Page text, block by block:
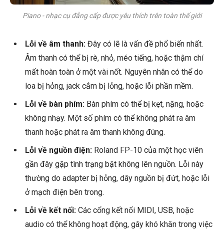
Piano - nhạc cụ đẳng cấp được yêu thích trên toàn thế giới
Lỗi về âm thanh: Đây có lẽ là vấn đề phổ biến nhất.
Âm thanh có thể bị rè, nhỏ, méo tiếng, hoặc thậm chí
mất hoàn toàn ở một vài nốt. Nguyên nhân có thể do
loa bị hỏng, jack cắm bị lỏng, hoặc lỗi phần mềm.
Lỗi về bàn phím: Bàn phím có thể bị kẹt, nặng, hoặc
không nhạy. Một số phím có thể không phát ra âm
thanh hoặc phát ra âm thanh không đúng.
Lỗi về nguồn điện: Roland FP-10 của một học viên
gần đây gặp tình trạng bật không lên nguồn. Lỗi này
thường do adapter bị hỏng, dây nguồn bị đứt, hoặc lỗi
ở mạch điện bên trong.
Lỗi về kết nối: Các cổng kết nối MIDI, USB, hoặc
audio có thể không hoạt động, gây khó khăn trong việc